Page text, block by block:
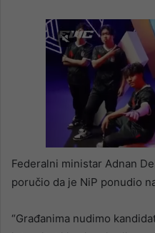
Federalni ministar Adnan
poručio da je NiP ponudio
“Građanima nudimo